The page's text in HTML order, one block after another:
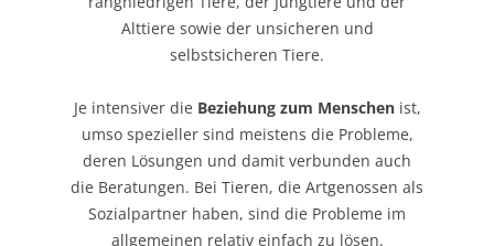
Alttiere sowie der unsicheren und
selbstsicheren Tiere.
Je intensiver die Beziehung zum Menschenist,
umso spezieller sind meistens die Probleme,
deren Lösungen und damit verbunden auch
die Beratungen. Bei Tieren, die Artgenossen als
Sozialpartner haben, sind die Probleme im
allgemeinen relativ einfach zu lösen.